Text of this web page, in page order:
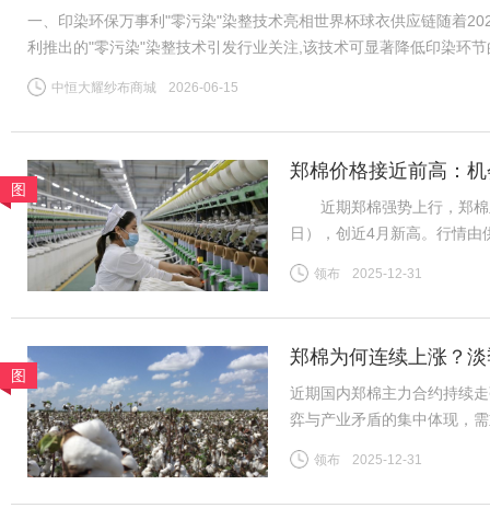
一、印染环保万事利"零污染"染整技术亮相世界杯球衣供应链随着
利推出的"零污染"染整技术引发行业关注,该技术可显著降低印染环
中恒大耀纱布商城 2026-06-15
图
郑棉价格接近前高：
近期郑棉强势上行，郑棉
日），创近4月新高。行情
（一）供给预期收紧成核
领布 2025-12-31
图
郑棉为何连续上涨？
近期国内郑棉主力合约持续
弈与产业矛盾的集中体现，
格上涨提供助力。新疆棉花
领布 2025-12-31